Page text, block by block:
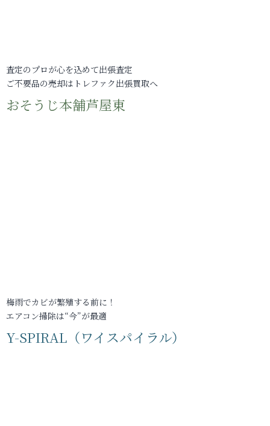
査定のプロが心を込めて出張査定
ご不要品の売却はトレファク出張買取へ
おそうじ本舗芦屋東
梅雨でカビが繁殖する前に！
エアコン掃除は“今”が最適
Y-SPIRAL（ワイスパイラル）